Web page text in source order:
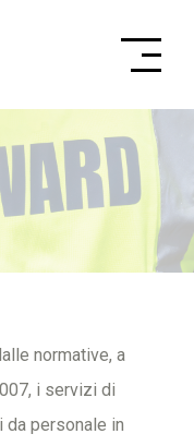
normative, a
i servizi di
personale in